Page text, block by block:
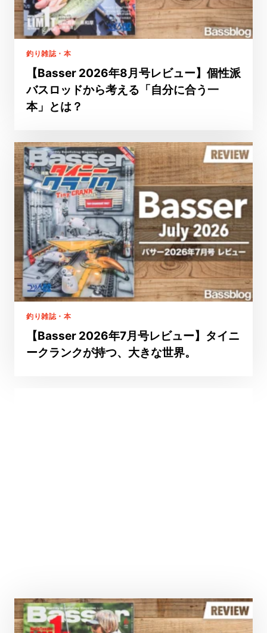
【Basser 2026年8月号レビュー】個性派
バスロッドから考える「自分に合う一
本」とは？
釣り雑誌・本
【Basser 2026年7月号レビュー】タイニ
ークランクが持つ、大きな世界。
釣り雑誌・本